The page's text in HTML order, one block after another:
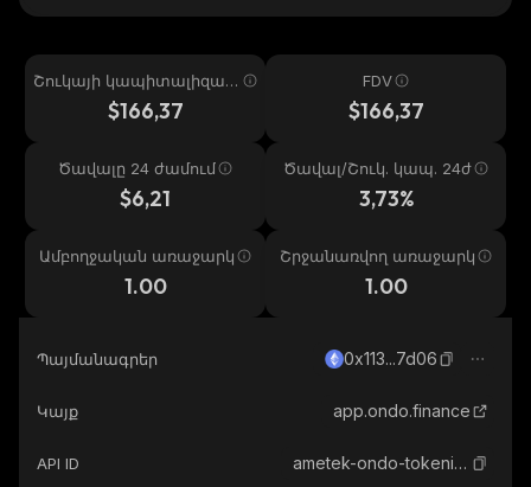
Շուկայի կապիտալիզաց
$166,37
FDV
$166,37
Ծավալը 24 ժամում
$6,21
Ծավալ/Շուկ. կապ. 24ժ
3,73%
Ամբողջական առաջարկ
1.00
Շրջանառվող առաջարկ
1.00
Պայմանագրեր 0x113...7d06
Կայք app.ondo.finance
API ID ametek-ondo-tokenized